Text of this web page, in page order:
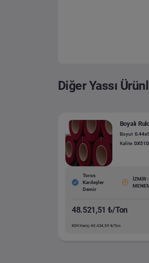
Diğer Yassı
Boyalı
Boyut
Kalite
Toros
Kardeşler
Demir
İZMİR -
48.521,51 ₺/Ton
KDV Hariç: 40.434,59 ₺/Ton